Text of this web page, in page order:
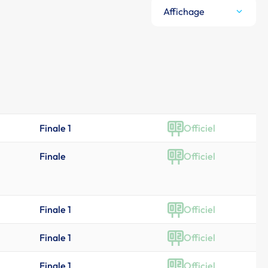
Affichage
Finale 1 Officiel
Finale Officiel
Finale 1 Officiel
Finale 1 Officiel
Finale 1 Officiel